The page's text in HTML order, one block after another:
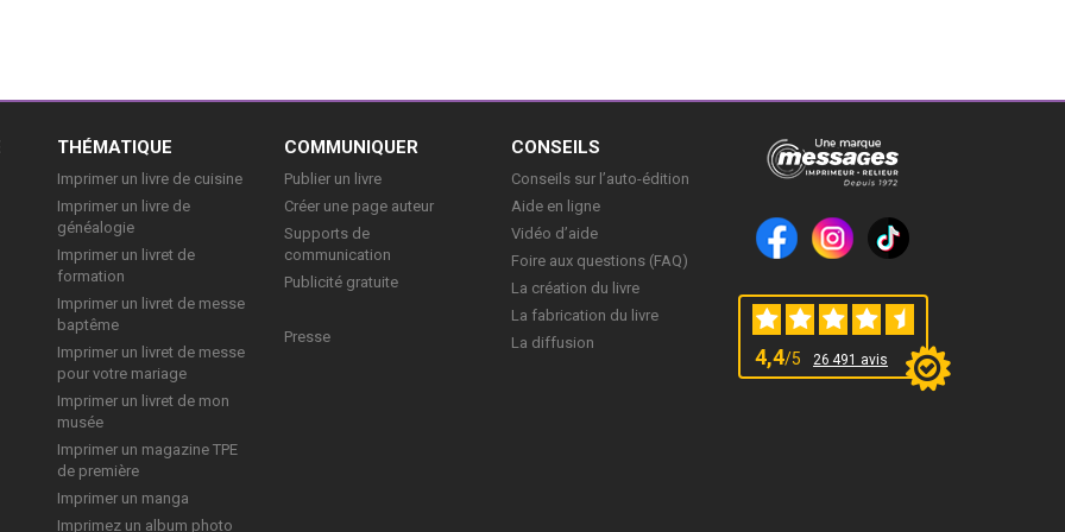
THÉMATIQUE
Imprimer un livre de cuisine
Imprimer un livre de
généalogie
Imprimer un livret de
formation
Imprimer un livret de messe
baptême
Imprimer un livret de messe
pour votre mariage
Imprimer un livret de mon
musée
Imprimer un magazine TPE
de première
Imprimer un manga
Imprimez un album photo
COMMUNIQUER
Publier un livre
Créer une page auteur
Supports de
communication
Publicité gratuite
Presse
CONSEILS
Conseils sur l’auto-édition
Aide en ligne
Vidéo d’aide
Foire aux questions (FAQ)
La création du livre
La fabrication du livre
La diffusion
4,4/5 26 491 avis